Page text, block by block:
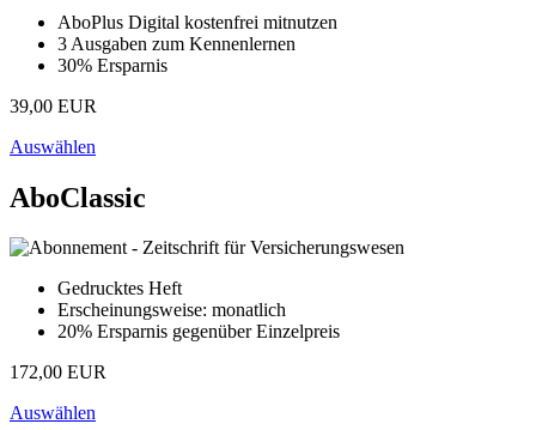
AboPlus Digital kostenfrei mitnutzen
3 Ausgaben zum Kennenlernen
30% Ersparnis
39,00 EUR
Auswählen
AboClassic
Gedrucktes Heft
Erscheinungsweise: monatlich
20% Ersparnis gegenüber Einzelpreis
172,00 EUR
Auswählen